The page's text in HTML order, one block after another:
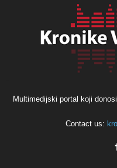
Multimedijski portal koji
Contact us: